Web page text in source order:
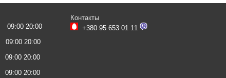
09:00 20:00
09:00 20:00
09:00 20:00
09:00 20:00
Контакты
+380 95 653 01 11